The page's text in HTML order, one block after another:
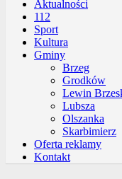
Aktualności
112
Sport
Kultura
Gminy
Brzeg
Grodków
Lewin
Lubsza
Olszanka
Skarbimierz
Oferta reklamy
Kontakt